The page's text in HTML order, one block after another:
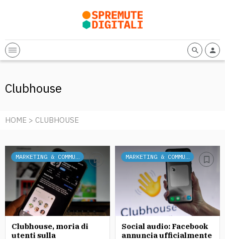
Clubhouse
HOME > CLUBHOUSE
MARKETING & COMMUNICATION
Clubhouse, moria di
utenti sulla
MARKETING & COMMUNICATION
Social audio: Facebook
annuncia ufficialmente